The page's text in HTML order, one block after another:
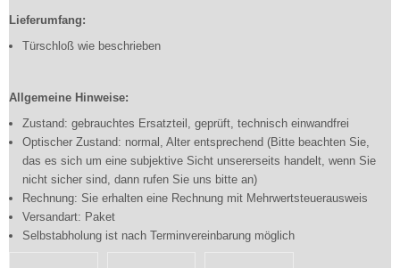
Lieferumfang:
Türschloß wie beschrieben
Allgemeine Hinweise:
Zustand: gebrauchtes Ersatzteil, geprüft, technisch einwandfrei
Optischer Zustand: normal, Alter entsprechend (Bitte beachten Sie,
das es sich um eine subjektive Sicht unsererseits handelt, wenn Sie
nicht sicher sind, dann rufen Sie uns bitte an)
Rechnung: Sie erhalten eine Rechnung mit Mehrwertsteuerausweis
Versandart: Paket
Selbstabholung ist nach Terminvereinbarung möglich